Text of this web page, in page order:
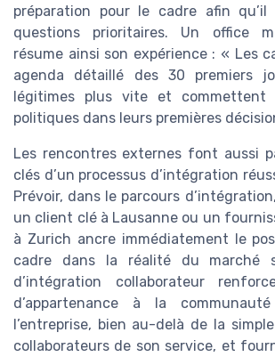
préparation pour le cadre afin
questions prioritaires. Un office
résume ainsi son expérience : « Les
agenda détaillé des 30 premiers
légitimes plus vite et commettent
politiques dans leurs premières
Les rencontres externes font aussi
clés d’un processus d’intégration
Prévoir, dans le parcours
un client clé à Lausanne ou un
à Zurich ancre immédiatement le
cadre dans la réalité du marché
d’intégration collaborateur
d’appartenance à la
l’entreprise, bien au-delà de la
collaborateurs de son service, et